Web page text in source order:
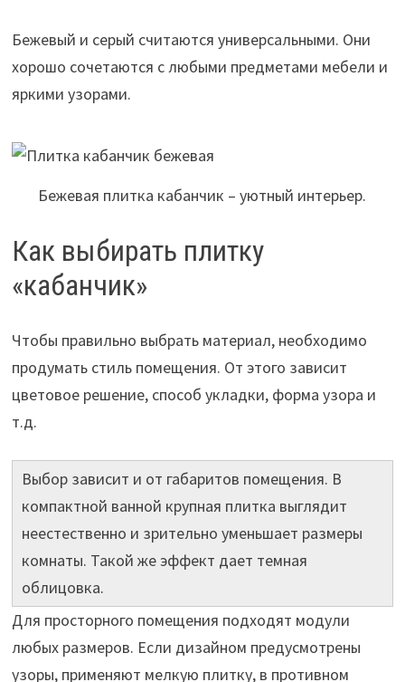
Бежевый и серый считаются универсальными. Они
хорошо сочетаются с любыми предметами мебели и
яркими узорами.
Бежевая плитка кабанчик – уютный интерьер.
Как выбирать плитку
«кабанчик»
Чтобы правильно выбрать материал, необходимо
продумать стиль помещения. От этого зависит
цветовое решение, способ укладки, форма узора и
т.д.
Выбор зависит и от габаритов помещения. В
компактной ванной крупная плитка выглядит
неестественно и зрительно уменьшает размеры
комнаты. Такой же эффект дает темная
облицовка.
Для просторного помещения подходят модули
любых размеров. Если дизайном предусмотрены
узоры, применяют мелкую плитку, в противном